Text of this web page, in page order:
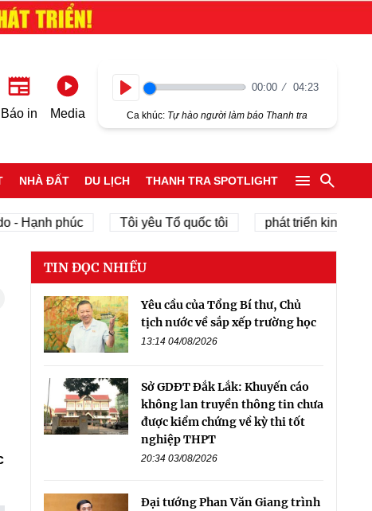
Báo in Media
00:00 04:23
Ca khúc: Tự hào người làm báo Thanh tra
NHÀ ĐẤT DU LỊCH THANH TRA SPOTLIGHT
phúc Tôi yêu Tổ quốc tôi phát triển kinh tế tư
TIN ĐỌC NHIỀU
Yêu cầu của Tổng Bí thư, Chủ
tịch nước về sắp xếp trường học
13:14 04/08/2026
Sở GDĐT Đắk Lắk: Khuyến cáo
không lan truyền thông tin chưa
được kiểm chứng về kỳ thi tốt
nghiệp THPT
20:34 03/08/2026
Đại tướng Phan Văn Giang trình